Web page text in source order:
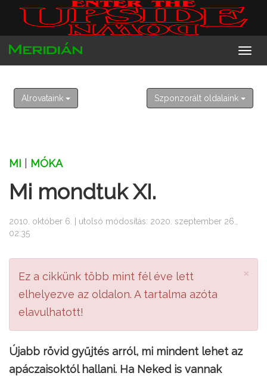
2026. augusztus 10. hétfő
Lőrinc
Alrovataink Szponzorált oldalaink
MI MÓKA
Mi mondtuk XI.
2010. október 6. | utolsó módosítás: 2020. szeptember 26.,
02:35
×
Ez a cikkünk több mint fél éve lett
elhelyezve az oldalon. A tartalma azóta
elavulhatott!
Újabb rövid gyűjtés arról, mi mindent lehet az
apáczaisoktól hallani. Ha Neked is vannak